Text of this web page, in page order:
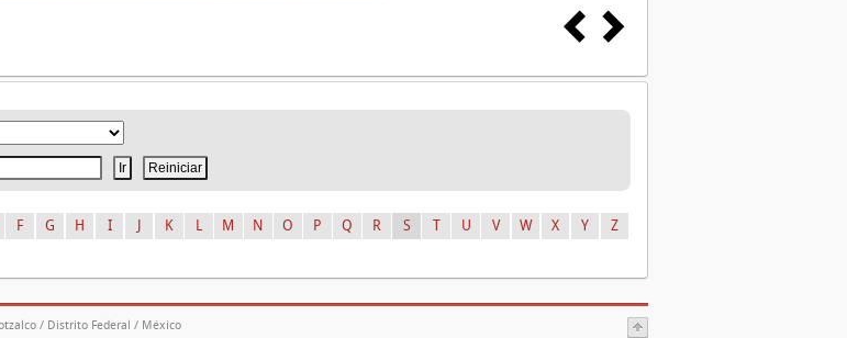
F G H I K L M N O P Q R S T U V W X Y Z
/ Distrito Federal / México